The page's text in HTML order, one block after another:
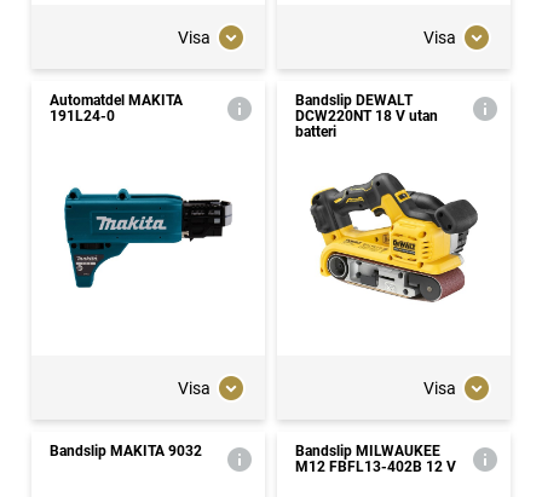
Visa Visa
Automatdel MAKITA
191L24-0
Visa
Bandslip DEWALT
DCW220NT 18 V utan
batteri
Visa
Bandslip MAKITA 9032
Bandslip MILWAUKEE
M12 FBFL13-402B 12 V